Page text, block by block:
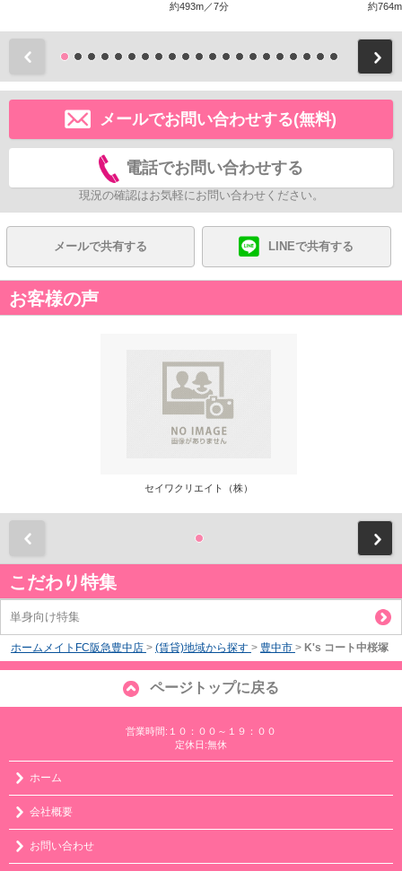
約493m／7分 約
前
メールでお問い合わせする(無料)
電話でお問い合わせする
現況の確認はお気軽にお問い合わせください。
メールで共有する LINEで共有する
お客様の声
セイワクリエイト（株）
こだわり特集
単身向け特集
ホームメイトFC阪急豊中店 > (賃貸)地域から探す > 豊中市 > K's コート中桜塚
ページトップに戻る
営業時間:１０：００～１９：００
定休日:無休
ホーム
会社概要
お問い合わせ